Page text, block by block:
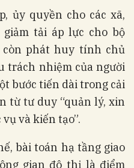
ủy quyền cho các xã,
tải áp lực cho bộ
còn phát huy tính chủ
trách nhiệm của người
bước tiến dài trong cải
từ tư duy “quản lý, xin
và kiến tạo”.
bài toán hạ tầng giao
gian đô thị là điểm